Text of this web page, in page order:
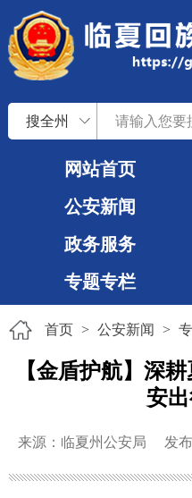
搜全州
网站首页
公安新闻
政务服务
专题专栏
首页 > 公安新闻 >
【金盾护航】深
安
来源：临夏州公安局 发